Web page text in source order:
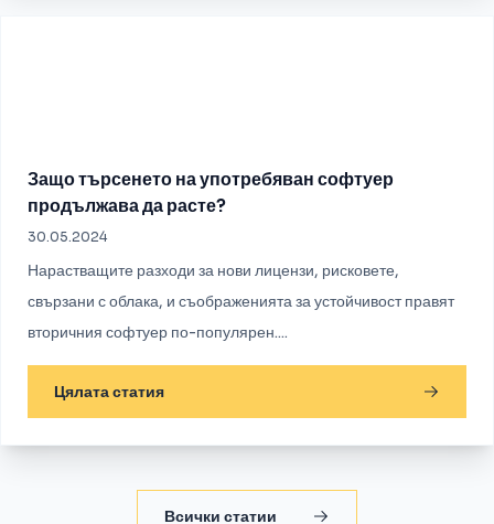
Защо търсенето на употребяван софтуер
продължава да расте?
30.05.2024
Нарастващите разходи за нови лицензи, рисковете,
свързани с облака, и съображенията за устойчивост правят
вторичния софтуер по-популярен....
Цялата статия
Всички статии